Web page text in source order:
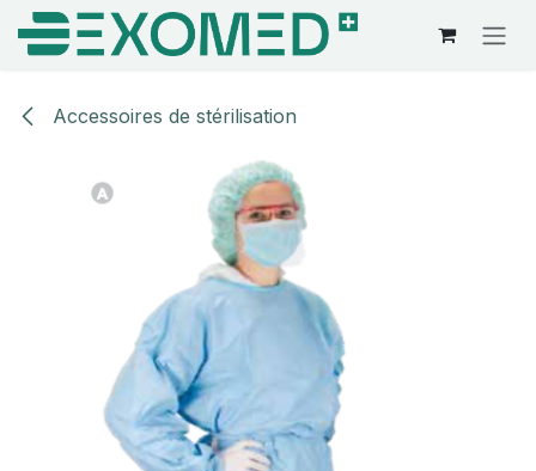
Se rendre au contenu
Accessoires de stérilisation